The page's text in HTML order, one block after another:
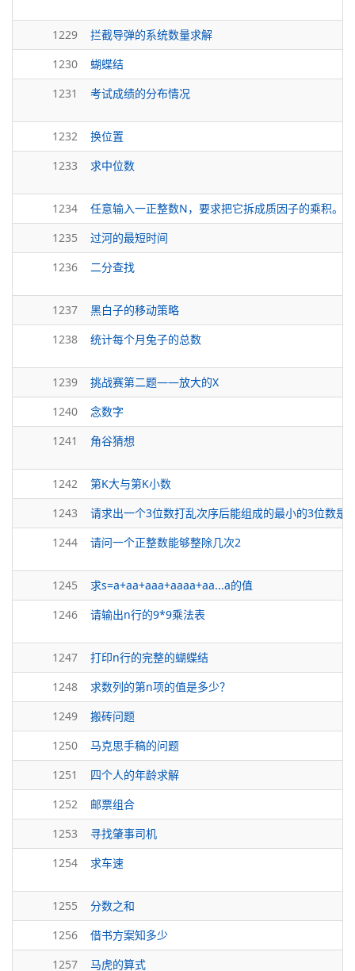
1229
拦截导弹的系统数量求解
1230
蝴蝶结
1231
考试成绩的分布情况
1232
换位置
1233
求中位数
1234
任意输入一正整数N，要求把它拆成质因子的乘积。
1235
过河的最短时间
1236
二分查找
1237
黑白子的移动策略
1238
统计每个月兔子的总数
1239
挑战赛第二题——放大的X
1240
念数字
1241
角谷猜想
1242
第K大与第K小数
1243
请求出一个3位数打乱次序后能组成的最小的3位数是
1244
请问一个正整数能够整除几次2
1245
求s=a+aa+aaa+aaaa+aa...a的值
1246
请输出n行的9*9乘法表
1247
打印n行的完整的蝴蝶结
1248
求数列的第n项的值是多少？
1249
搬砖问题
1250
马克思手稿的问题
1251
四个人的年龄求解
1252
邮票组合
1253
寻找肇事司机
1254
求车速
1255
分数之和
1256
借书方案知多少
1257
马虎的算式